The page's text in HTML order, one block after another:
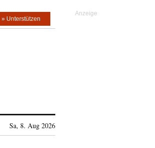
» Unterstützen
Sa, 8. Aug 2026